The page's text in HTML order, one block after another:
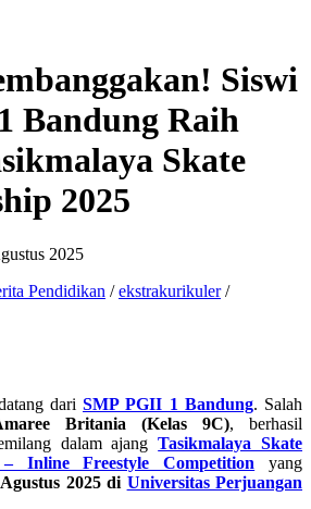
Siswi
Bandung Raih
Skate
2025
2025
Pendidikan /ekstrakurikuler/
dari SMP PGII 1 Bandung. Salah
Britania (Kelas 9C), berhasil
dalam ajangTasikmalaya Skate
Inline Freestyle Competition yang
2025 di Universitas Perjuangan